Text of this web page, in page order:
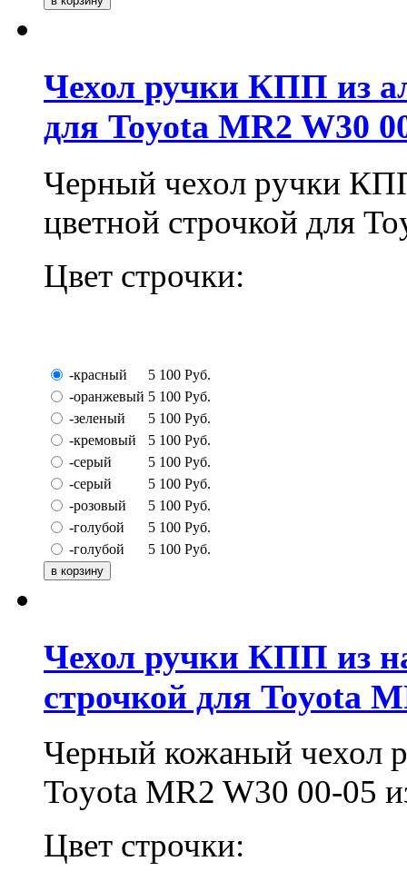
Чехол ручки КПП из
для Toyota MR2 W30
Черный чехол ручки
цветной строчкой для
Цвет строчки:
-красный 5 100 Руб.
-оранжевый 5 100 Руб.
-зеленый
5 100 Руб.
-кремовый
5 100 Руб.
-серый
5 100 Руб.
-серый
5 100 Руб.
-розовый
5 100 Руб.
-голубой
5 100 Руб.
-голубой
5 100 Руб.
Чехол ручки КПП из
строчкой для Toyota
Черный кожаный чехол
Toyota MR2 W30 00-05
Цвет строчки: